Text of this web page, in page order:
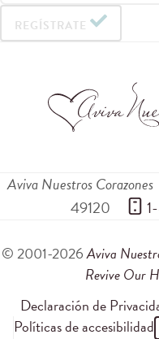
REGÍSTRATE
Aviva Nuestros Corazones
49120
© 2001-2026Aviva
Revive Our
Declaración de
Políticas de accesibilidad